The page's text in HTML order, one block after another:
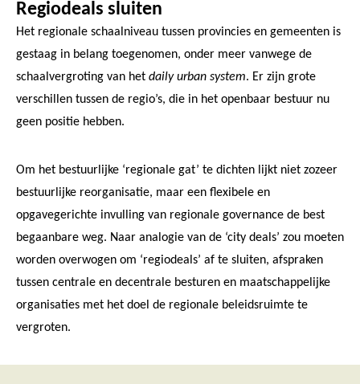
Regiodeals sluiten
Het regionale schaalniveau tussen provincies en gemeenten is
gestaag in belang toegenomen, onder meer vanwege de
schaalvergroting van het daily urban system. Er zijn grote
verschillen tussen de regio’s, die in het openbaar bestuur nu
geen positie hebben.
Om het bestuurlijke ‘regionale gat’ te dichten lijkt niet zozeer
bestuurlijke reorganisatie, maar een flexibele en
opgavegerichte invulling van regionale governance de best
begaanbare weg. Naar analogie van de ‘city deals’ zou moeten
worden overwogen om ‘regiodeals’ af te sluiten, afspraken
tussen centrale en decentrale besturen en maatschappelijke
organisaties met het doel de regionale beleidsruimte te
vergroten.